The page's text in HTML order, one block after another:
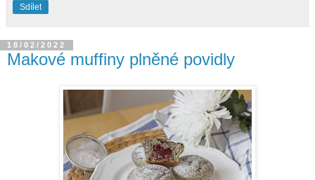
Sdílet
18/02/2022
Makové muffiny plněné povidly